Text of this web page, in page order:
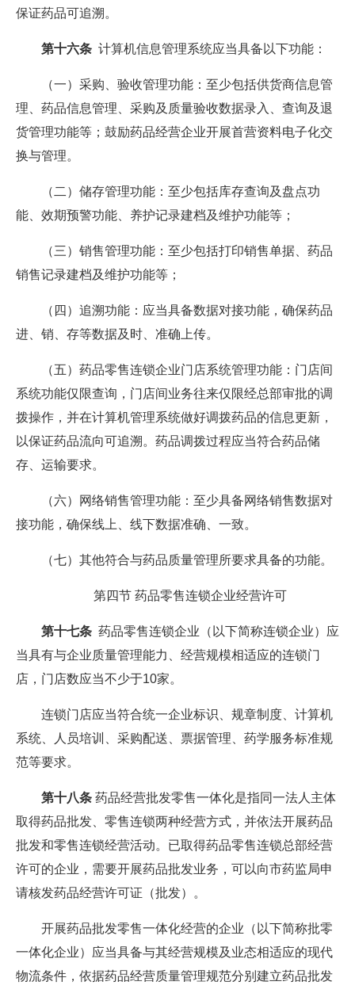
保证药品可追溯。
第十六条 计算机信息管理系统应当具备以下功能：
（一）采购、验收管理功能：至少包括供货商信息管
理、药品信息管理、采购及质量验收数据录入、查询及退
货管理功能等；鼓励药品经营企业开展首营资料电子化交
换与管理。
（二）储存管理功能：至少包括库存查询及盘点功
能、效期预警功能、养护记录建档及维护功能等；
（三）销售管理功能：至少包括打印销售单据、药品
销售记录建档及维护功能等；
（四）追溯功能：应当具备数据对接功能，确保药品
进、销、存等数据及时、准确上传。
（五）药品零售连锁企业门店系统管理功能：门店间
系统功能仅限查询，门店间业务往来仅限经总部审批的调
拨操作，并在计算机管理系统做好调拨药品的信息更新，
以保证药品流向可追溯。药品调拨过程应当符合药品储
存、运输要求。
（六）网络销售管理功能：至少具备网络销售数据对
接功能，确保线上、线下数据准确、一致。
（七）其他符合与药品质量管理所要求具备的功能。
第四节 药品零售连锁企业经营许可
第十七条 药品零售连锁企业（以下简称连锁企业）应
当具有与企业质量管理能力、经营规模相适应的连锁门
店，门店数应当不少于10家。
连锁门店应当符合统一企业标识、规章制度、计算机
系统、人员培训、采购配送、票据管理、药学服务标准规
范等要求。
第十八条 药品经营批发零售一体化是指同一法人主体
取得药品批发、零售连锁两种经营方式，并依法开展药品
批发和零售连锁经营活动。已取得药品零售连锁总部经营
许可的企业，需要开展药品批发业务，可以向市药监局申
请核发药品经营许可证（批发）。
开展药品批发零售一体化经营的企业（以下简称批零
一体化企业）应当具备与其经营规模及业态相适应的现代
物流条件，依据药品经营质量管理规范分别建立药品批发